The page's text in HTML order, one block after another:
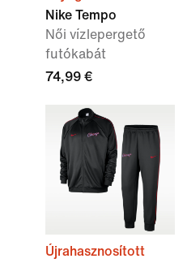
Nike Tempo
Női vízlepergető
futókabát
74,99 €
Újrahasznosított